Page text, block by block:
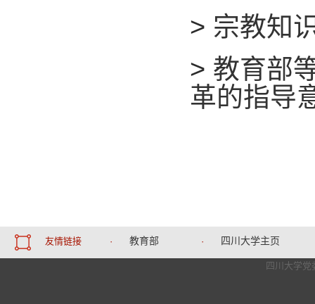
> 宗教知
> 教育部
革的指导
友情链接 · 教育部 · 四川大学主页
四川大学